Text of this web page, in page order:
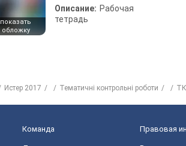
показать
обложку
Описание: Рабочая
тетрадь
Истер 2017 Тематичні контрольні роботи
Команда Правовая